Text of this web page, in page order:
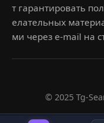
т гарантировать
елательных
ми через e-mail на
© 2025 Tg-